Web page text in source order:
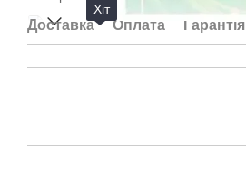
Хіт
Доставка Оплата Гарантія